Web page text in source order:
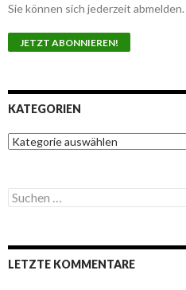
Sie können sich jederzeit abmelden.
KATEGORIEN
K
a
g
o
n
S
u
e
n
LETZTE KOMMENTARE